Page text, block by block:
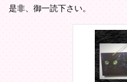
是非、御一読下さい。